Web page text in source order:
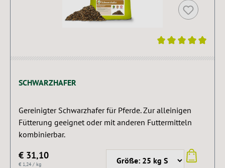
SCHWARZHAFER
Gereinigter Schwarzhafer für Pferde. Zur alleinigen
Fütterung geeignet oder mit anderen Futtermitteln
kombinierbar.
€ 31,10
€ 1,24 / kg